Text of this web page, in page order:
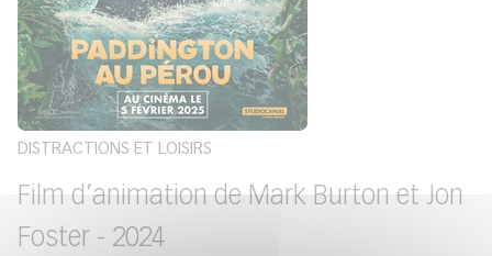
DISTRACTIONS ET LOISIRS
Film d’animation de Mark Burton et Jon
Foster - 2024